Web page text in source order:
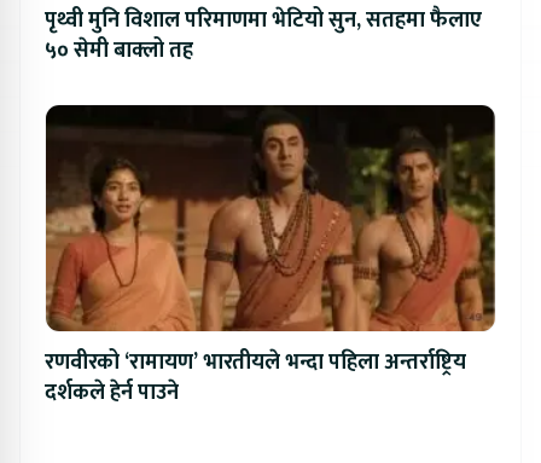
पृथ्वी मुनि विशाल परिमाणमा भेटियो सुन, सतहमा फैलाए
५० सेमी बाक्लो तह
रणवीरको ‘रामायण’ भारतीयले भन्दा पहिला अन्तर्राष्ट्रिय
दर्शकले हेर्न पाउने